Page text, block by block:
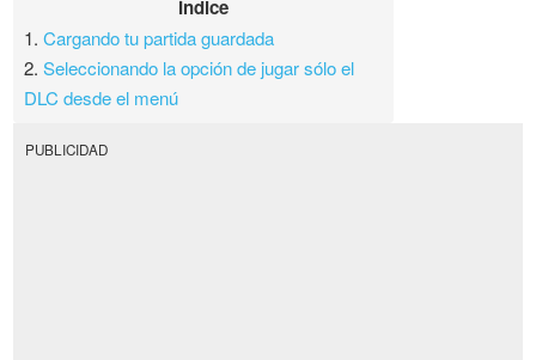
Índice
1.Cargando tu partida guardada
2.Seleccionando la opción de jugar sólo el
DLC desde el menú
PUBLICIDAD